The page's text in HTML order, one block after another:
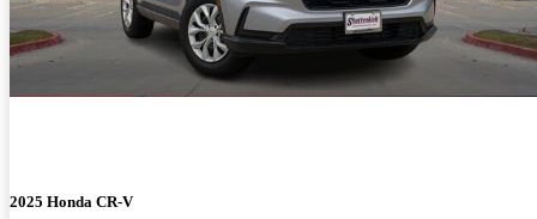
2025 Honda CR-V